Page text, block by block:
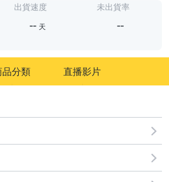
出貨速度
-- 天
未出貨率
--
品分類 直播影片